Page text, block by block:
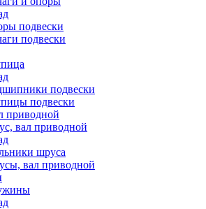
подвески
подвески
подвески
подвески
приводной
вал приводной
шруса
вал приводной